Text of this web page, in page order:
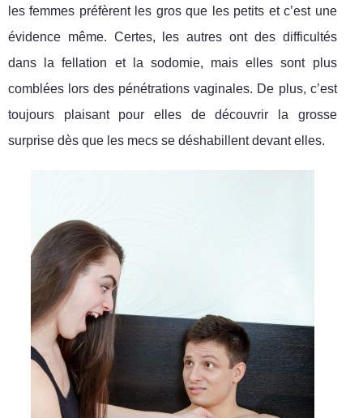
les femmes préfèrent les gros que les petits et c’est une
évidence même. Certes, les autres ont des difficultés
dans la fellation et la sodomie, mais elles sont plus
comblées lors des pénétrations vaginales. De plus, c’est
toujours plaisant pour elles de découvrir la grosse
surprise dès que les mecs se déshabillent devant elles.